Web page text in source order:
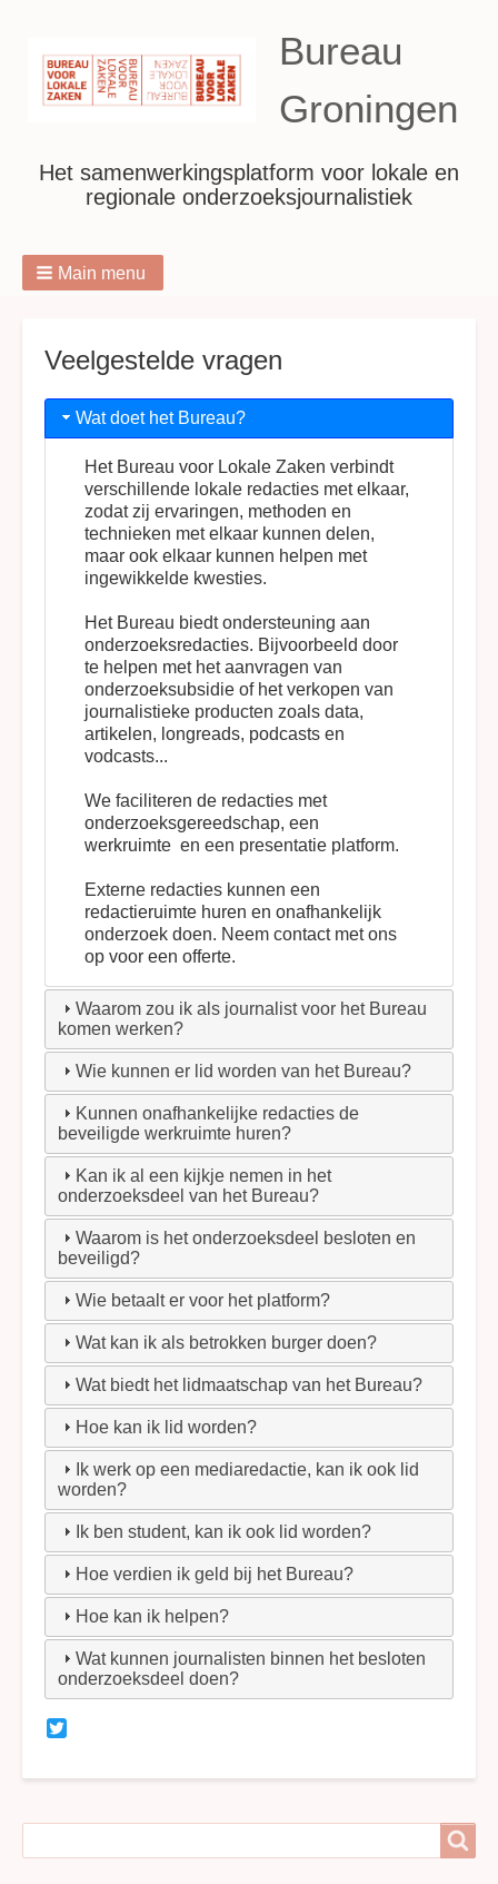
Bureau
Groningen
Het samenwerkingsplatform voor lokale en
regionale onderzoeksjournalistiek
Main menu
Veelgestelde vragen
Wat doet het Bureau?
Het Bureau voor Lokale Zaken verbindt
verschillende lokale redacties met elkaar,
zodat zij ervaringen, methoden en
technieken met elkaar kunnen delen,
maar ook elkaar kunnen helpen met
ingewikkelde kwesties.
Het Bureau biedt ondersteuning aan
onderzoeksredacties. Bijvoorbeeld door
te helpen met het aanvragen van
onderzoeksubsidie of het verkopen van
journalistieke producten zoals data,
artikelen, longreads, podcasts en
vodcasts...
We faciliteren de redacties met
onderzoeksgereedschap, een
werkruimte en een presentatie platform.
Externe redacties kunnen een
redactieruimte huren en onafhankelijk
onderzoek doen. Neemcontactmet ons
op voor een offerte.
Waarom zou ik als journalist voor het Bureau
komen werken?
Wie kunnen er lid worden van het Bureau?
Kunnen onafhankelijke redacties de
beveiligde werkruimte huren?
Kan ik al een kijkje nemen in het
onderzoeksdeel van het Bureau?
Waarom is het onderzoeksdeel besloten en
beveiligd?
Wie betaalt er voor het platform?
Wat kan ik als betrokken burger doen?
Wat biedt het lidmaatschap van het Bureau?
Hoe kan ik lid worden?
Ik werk op een mediaredactie, kan ik ook lid
worden?
Ik ben student, kan ik ook lid worden?
Hoe verdien ik geld bij het Bureau?
Hoe kan ik helpen?
Wat kunnen journalisten binnen het besloten
onderzoeksdeel doen?